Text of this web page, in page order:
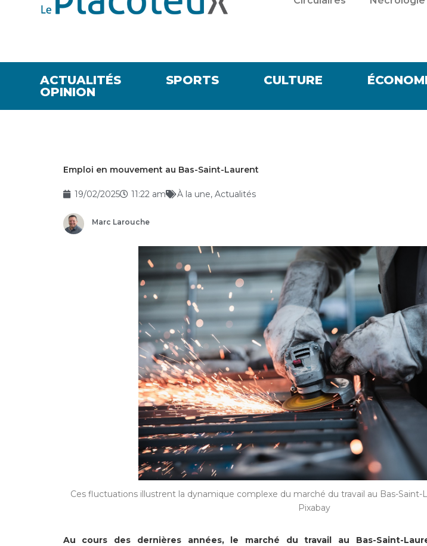
ACTUALITÉS SPORTS CULTURE
OPINION
Emploi en mouvement au Bas-Saint-Laurent
19/02/2025 11:22 am À la une, Actualités
Marc Larouche
Ces fluctuations illustrent la dynamique complexe du marché du travail au Bas-Saint-
Pixabay
Au cours des dernières années, le marché du travail au Bas-Saint-